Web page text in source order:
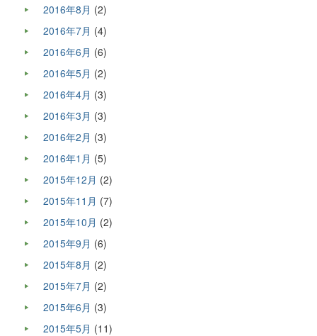
2016年8月 (2)
2016年7月 (4)
2016年6月 (6)
2016年5月 (2)
2016年4月 (3)
2016年3月 (3)
2016年2月 (3)
2016年1月 (5)
2015年12月 (2)
2015年11月 (7)
2015年10月 (2)
2015年9月 (6)
2015年8月 (2)
2015年7月 (2)
2015年6月 (3)
2015年5月 (11)